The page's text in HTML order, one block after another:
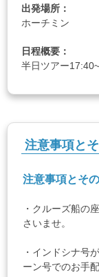
出発場所：
ホーチミン
日程概要：
半日ツアー
注意事項と
注意事項とそ
・クルーズ船の
さいませ。
・インドシナ号
ーン号でのお手